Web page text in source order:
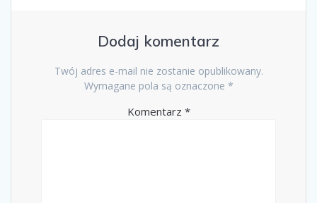
Dodaj komentarz
Twój adres e-mail nie zostanie opublikowany.
Wymagane pola są oznaczone *
Komentarz *